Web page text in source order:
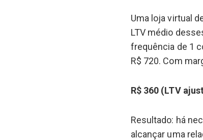
Uma loja virtual
LTV médio
frequência de 1
R$ 720. Com
R$ 360 (LTV
Resultado: há
alcançar uma